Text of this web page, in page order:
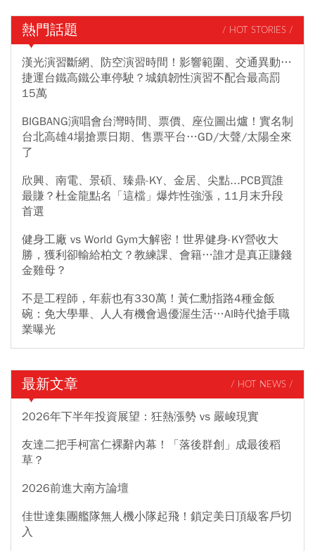
熱門話題 / HOT STORIES /
漢光演習斷網、防空演習時間！影響範圍、交通異動…
捷運台鐵高鐵公車停駛？城鎮韌性演習不配合最高罰
15萬
BIGBANG演唱會台灣時間、票價、座位圖出爐！實名制
台北高雄4場搶票日期、售票平台…GD/大聲/太陽全來
了
欣興、南電、景碩、臻鼎-KY、金居、尖點...PCB買誰
最賺？杜金龍點名「這檔」爆炸性強漲，11月末升段
首選
健身工廠 vs World Gym大解密！世界健身-KY營收大
勝，獲利卻輸給柏文？教練課、會籍…誰才是真正賺錢
金雞母？
不是工程師，年薪也有330萬！黃仁勳指路4種金飯
碗：免大學畢、人人有機會過優渥生活…AI時代搶手職
業曝光
最新文章 / HOT NEWS /
2026年下半年投資展望：狂熱漲勢 vs 嚴峻現實
友達二把手柯富仁裸辭內幕！「落後群創」成最後稻
草？
2026前進大南方論壇
佳世達集團艦隊無人機小隊起飛！鎖定美日頂級客戶切
入